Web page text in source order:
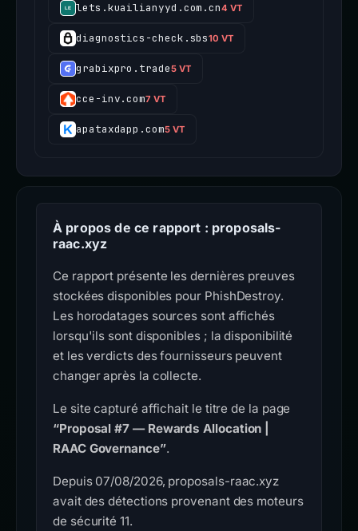
lets.kuailianyyd.com.cn4 VT
diagnostics-check.sbs10 VT
grabixpro.trade5 VT
cce-inv.com7 VT
apataxdapp.com5 VT
À propos de ce rapport : proposals-
raac.xyz
Ce rapport présente les dernières preuves
stockées disponibles pour PhishDestroy.
Les horodatages sources sont affichés
lorsqu'ils sont disponibles ; la disponibilité
et les verdicts des fournisseurs peuvent
changer après la collecte.
Le site capturé affichait le titre de la page
“Proposal #7 — Rewards Allocation |
RAAC Governance”.
Depuis 07/08/2026, proposals-raac.xyz
avait des détections provenant des moteurs
de sécurité 11.